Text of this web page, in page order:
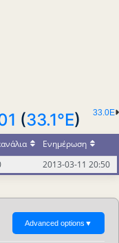
33.0E
(33.1°E)
Ενημέρωση
2013-03-11 20:50
Advanced options ▼